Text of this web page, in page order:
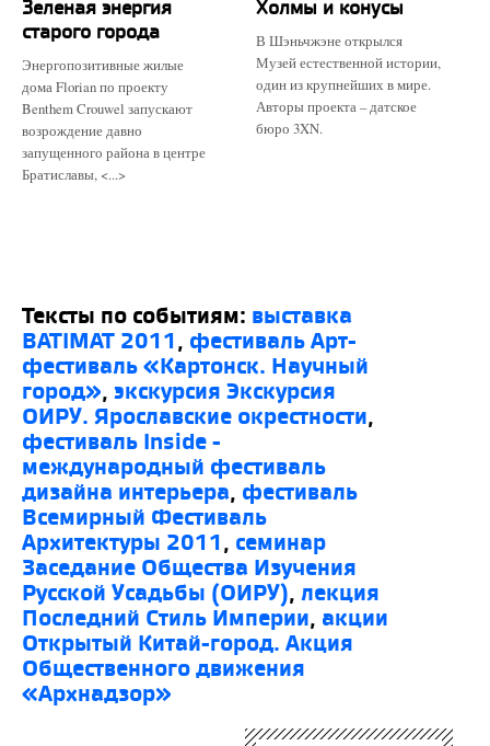
Зеленая энергия
старого города
Энергопозитивные жилые
дома Florian по проекту
Benthem Crouwel запускают
возрождение давно
запущенного района в центре
Братиславы, <...>
Холмы и конусы
В Шэньчжэне открылся
Музей естественной истории,
один из крупнейших в мире.
Авторы проекта – датское
бюро 3XN.
Тексты по событиям: выставка
BATIMAT 2011, фестиваль Арт-
фестиваль «Картонск. Научный
город», экскурсия Экскурсия
ОИРУ. Ярославские окрестности,
фестиваль Inside -
международный фестиваль
дизайна интерьера, фестиваль
Всемирный Фестиваль
Архитектуры 2011, семинар
Заседание Общества Изучения
Русской Усадьбы (ОИРУ), лекция
Последний Стиль Империи, акции
Открытый Китай-город. Акция
Общественного движения
«Архнадзор»